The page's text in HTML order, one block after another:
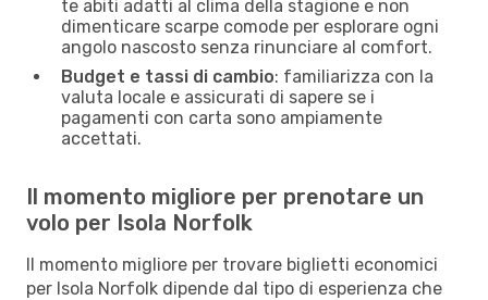
te abiti adatti al clima della stagione e non
dimenticare scarpe comode per esplorare ogni
angolo nascosto senza rinunciare al comfort.
Budget e tassi di cambio: familiarizza con la
valuta locale e assicurati di sapere se i
pagamenti con carta sono ampiamente
accettati.
Il momento migliore per prenotare un
volo per Isola Norfolk
Il momento migliore per trovare biglietti economici
per Isola Norfolk dipende dal tipo di esperienza che